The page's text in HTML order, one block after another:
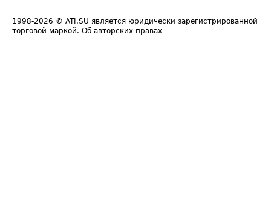
1998-2026 © ATI.SU является юридически зарегистрированной
торговой маркой. Об авторских правах